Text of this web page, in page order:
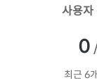
사용자
0
최근 6